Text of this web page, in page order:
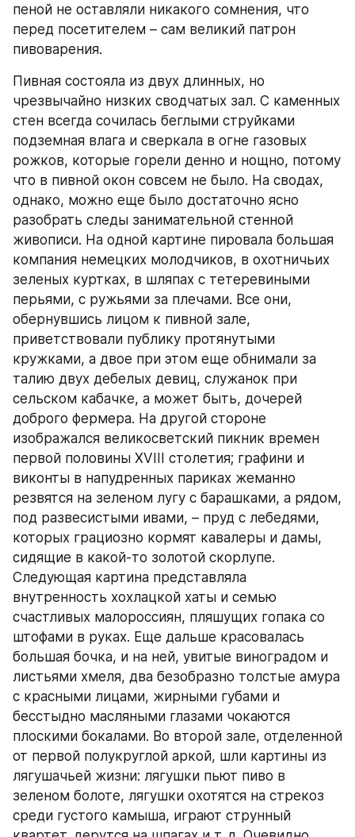
пеной не оставляли никакого сомнения, что
перед посетителем – сам великий патрон
пивоварения.
Пивная состояла из двух длинных, но
чрезвычайно низких сводчатых зал. С каменных
стен всегда сочилась беглыми струйками
подземная влага и сверкала в огне газовых
рожков, которые горели денно и нощно, потому
что в пивной окон совсем не было. На сводах,
однако, можно еще было достаточно ясно
разобрать следы занимательной стенной
живописи. На одной картине пировала большая
компания немецких молодчиков, в охотничьих
зеленых куртках, в шляпах с тетеревиными
перьями, с ружьями за плечами. Все они,
обернувшись лицом к пивной зале,
приветствовали публику протянутыми
кружками, а двое при этом еще обнимали за
талию двух дебелых девиц, служанок при
сельском кабачке, а может быть, дочерей
доброго фермера. На другой стороне
изображался великосветский пикник времен
первой половины XVIII столетия; графини и
виконты в напудренных париках жеманно
резвятся на зеленом лугу с барашками, а рядом,
под развесистыми ивами, – пруд с лебедями,
которых грациозно кормят кавалеры и дамы,
сидящие в какой-то золотой скорлупе.
Следующая картина представляла
внутренность хохлацкой хаты и семью
счастливых малороссиян, пляшущих гопака со
штофами в руках. Еще дальше красовалась
большая бочка, и на ней, увитые виноградом и
листьями хмеля, два безобразно толстые амура
с красными лицами, жирными губами и
бесстыдно масляными глазами чокаются
плоскими бокалами. Во второй зале, отделенной
от первой полукруглой аркой, шли картины из
лягушачьей жизни: лягушки пьют пиво в
зеленом болоте, лягушки охотятся на стрекоз
среди густого камыша, играют струнный